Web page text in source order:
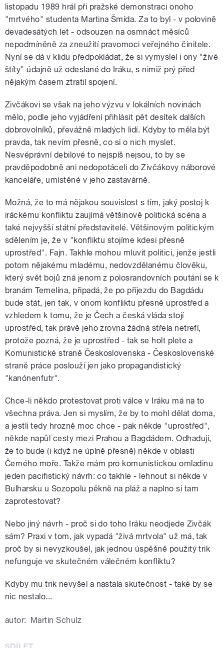
listopadu 1989 hrál při pražské demonstraci onoho
"mrtvého" studenta Martina Šmída. Za to byl - v polovině
devadesátých let - odsouzen na osmnáct měsíců
nepodmíněně za zneužití pravomoci veřejného činitele.
Nyní se dá v klidu předpokládat, že si vymyslel i ony "živé
štíty" údajně už odeslané do Iráku, s nimiž prý před
nějakým časem ztratil spojení.
Zivčákovi se však na jeho výzvu v lokálních novinách
mělo, podle jeho vyjádření přihlásit pět desítek dalších
dobrovolníků, převážně mladých lidí. Kdyby to měla být
pravda, tak nevím přesně, co si o nich myslet.
Nesvéprávní debilové to nejspíš nejsou, to by se
pravděpodobně ani nedopotáceli do Zivčákovy náborové
kanceláře, umístěné v jeho zastavárně.
Možná, že to má nějakou souvislost s tím, jaký postoj k
iráckému konfliktu zaujímá většinově politická scéna a
také nejvyšší státní představitelé. Většinovým politickým
sdělením je, že v "konfliktu stojíme kdesi přesně
uprostřed". Fajn. Takhle mohou mluvit politici, jenže jestli
potom nějakému mladému, nedovzdělanému člověku,
který svět bojů zná jenom z polosrandovních poutání se k
branám Temelína, připadá, že po příjezdu do Bagdádu
bude stát, jen tak, v onom konfliktu přesně uprostřed a
vzhledem k tomu, že je Čech a česká vláda stojí
uprostřed, tak právě jeho zrovna žádná střela netrefí,
protože pozná, že je uprostřed - tak se holt plete a
Komunistické straně Československa - Československé
straně práce poslouží jen jako propagandistický
"kanónenfutr".
Chce-li někdo protestovat proti válce v Iráku má na to
všechna práva. Jen si myslím, že by to mohl dělat doma,
a jestli tedy hrozně moc chce - pak někde "uprostřed",
někde napůl cesty mezi Prahou a Bagdádem. Odhaduji,
že to bude (i když ne úplně přesně) někde v oblasti
Černého moře. Takže mám pro komunistickou omladinu
jeden pacifistický návrh: co takhle - lehnout si někde v
Bulharsku u Sozopolu pěkně na pláž a naplno si tam
zaprotestovat?
Nebo jiný návrh - proč si do toho Iráku neodjede Zivčák
sám? Praxi v tom, jak vypadá "živá mrtvola" už má, tak
proč by si nevyzkoušel, jak jednou úspěšně použitý trik
nefunguje ve skutečném válečném konfliktu?
Kdyby mu trik nevyšel a nastala skutečnost - také by se
nic nestalo...
autor: Martin Schulz